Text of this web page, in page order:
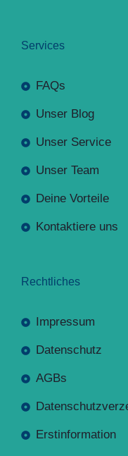
Services
FAQs
Unser Blog
Unser Service
Unser Team
Deine Vorteile
Kontaktiere uns
Rechtliches
Impressum
Datenschutz
AGBs
Erstinformation